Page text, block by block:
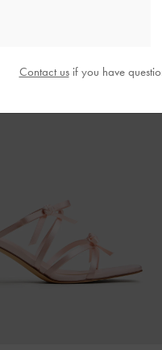
Contact usif you have